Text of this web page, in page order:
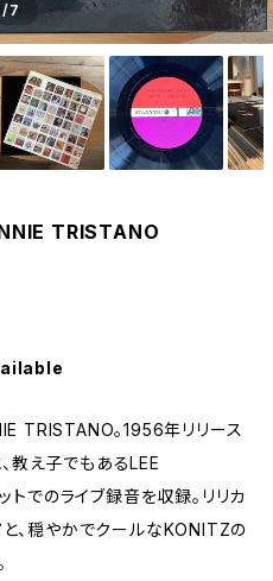
/7
TRISTANO
TRISTANO。1956年リリース
教え子でもあるLEE
でのライブ録音を収録。リリカ
、穏やかでクールなKONITZの